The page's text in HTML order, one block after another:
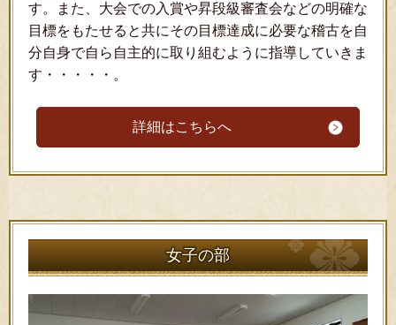
す。また、大会での入賞や昇段級審査会などの明確な
目標をもたせると共にその目標達成に必要な稽古を自
分自身で自ら自主的に取り組むように指導していきま
す・・・・・。
詳細はこちらへ
女子の部